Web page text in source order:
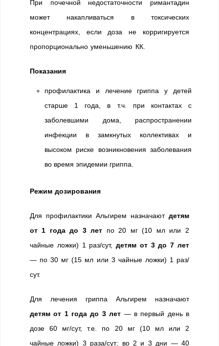
При почечной недостаточности римантадин
может накапливаться в токсических
концентрациях, если доза не корригируется
пропорционально уменьшению КК.
Показания
профилактика и лечение гриппа у детей
старше 1 года, в т.ч. при контактах с
заболевшими дома, распространении
инфекции в замкнутых коллективах и
высоком риске возникновения заболевания
во время эпидемии гриппа.
Режим дозирования
Для профилактики Альгирем назначают детям
от 1 года до 3 лет по 20 мг (10 мл или 2
чайные ложки) 1 раз/сут,детям от 3 до 7 лет
— по 30 мг (15 мл или 3 чайные ложки) 1 раз/
сут.
Для лечения гриппа Альгирем назначают
детям от 1 года до 3 лет — в первый день в
дозе 60 мг/сут, т.е. по 20 мг (10 мл или 2
чайные ложки) 3 раза/сут; во 2 и 3 дни — 40